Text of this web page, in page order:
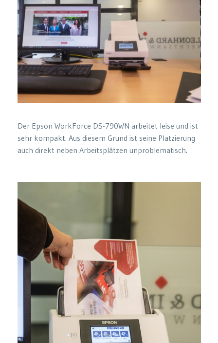
Der Epson WorkForce DS-790WN arbeitet leise und ist
sehr kompakt. Aus diesem Grund ist seine Platzierung
auch direkt neben Arbeitsplätzen unproblematisch.